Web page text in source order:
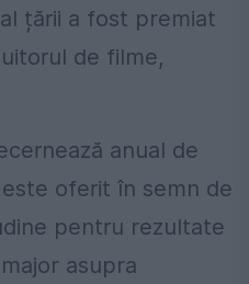
țării a fost premiat
de filme,
anual de
oferit în semn de
pentru rezultate
asupra